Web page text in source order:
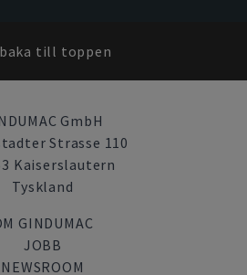
till toppen
GmbH
Strasse 110
Kaiserslautern
Tyskland
GINDUMAC
JOBB
NEWSROOM